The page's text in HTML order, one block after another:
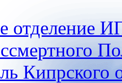
отделение